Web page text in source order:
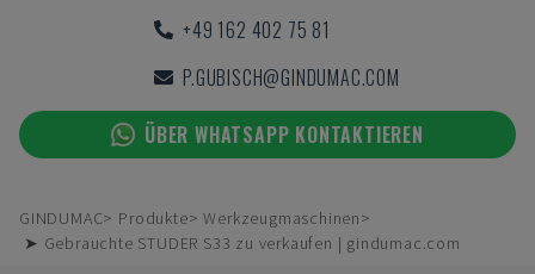
+49 162 402 75 81
P.GUBISCH@GINDUMAC.COM
ÜBER WHATSAPP KONTAKTIEREN
GINDUMAC Produkte
Werkzeugmaschinen
➤ Gebrauchte STUDER S33 zu verkaufen | gindumac.com